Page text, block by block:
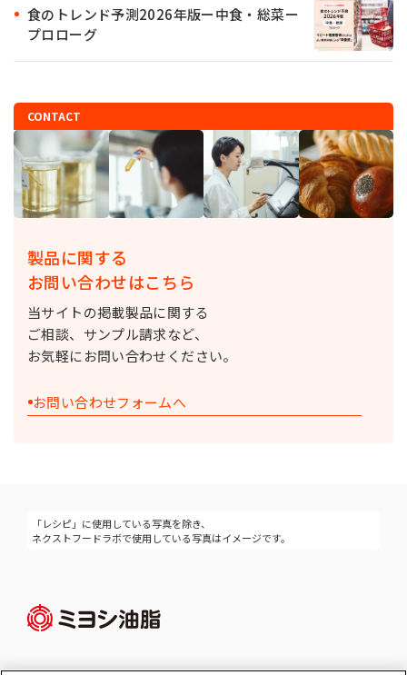
食のトレンド予測2026年版ー中食・総菜ー
プロローグ
CONTACT
製品に関する
お問い合わせはこちら
当サイトの掲載製品に関する
ご相談、サンプル請求など、
お気軽にお問い合わせください。
お問い合わせフォームへ
「レシピ」に使用している写真を除き、
ネクストフードラボで使用している写真はイメージです。